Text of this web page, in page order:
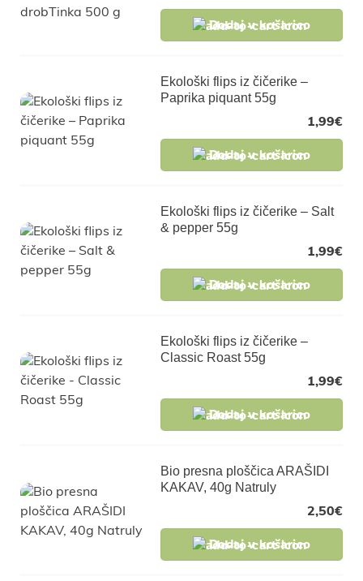
Dodaj v košarico
Ekološki flips iz čičerike –
Paprika piquant 55g
1,99€
Dodaj v košarico
Ekološki flips iz čičerike – Salt
& pepper 55g
1,99€
Dodaj v košarico
Ekološki flips iz čičerike –
Classic Roast 55g
1,99€
Dodaj v košarico
Bio presna ploščica ARAŠIDI
KAKAV, 40g Natruly
2,50€
Dodaj v košarico